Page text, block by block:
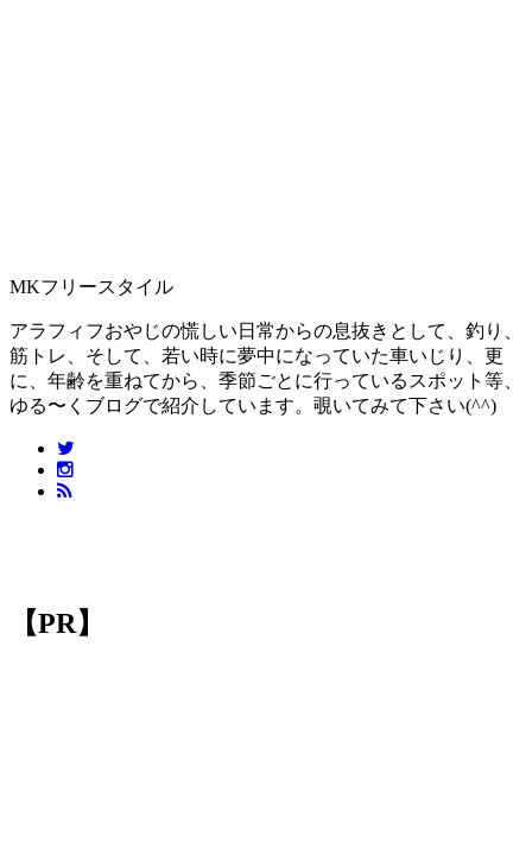
MKフリースタイル
アラフィフおやじの慌しい日常からの息抜きとして、釣り、
筋トレ、そして、若い時に夢中になっていた車いじり、更
に、年齢を重ねてから、季節ごとに行っているスポット等、
ゆる〜くブログで紹介しています。覗いてみて下さい(^^)
【PR】